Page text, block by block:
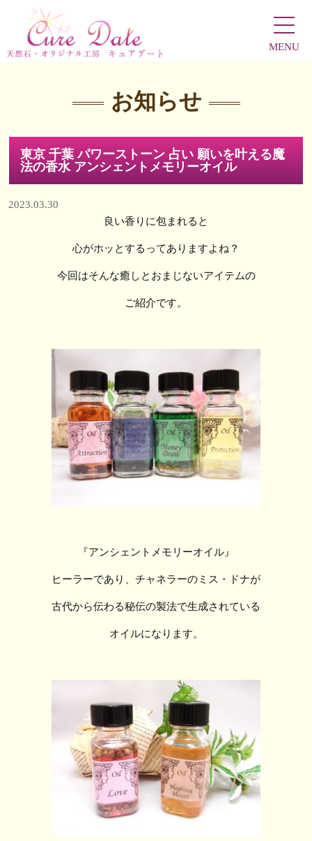
MENU
お知らせ
東京 千葉 パワーストーン 占い 願いを叶える魔
法の香水 アンシェントメモリーオイル
2023.03.30
良い香りに包まれると
心がホッとするってありますよね？
今回はそんな癒しとおまじないアイテムの
ご紹介です。
『アンシェントメモリーオイル』
ヒーラーであり、チャネラーのミス・ドナが
古代から伝わる秘伝の製法で生成されている
オイルになります。